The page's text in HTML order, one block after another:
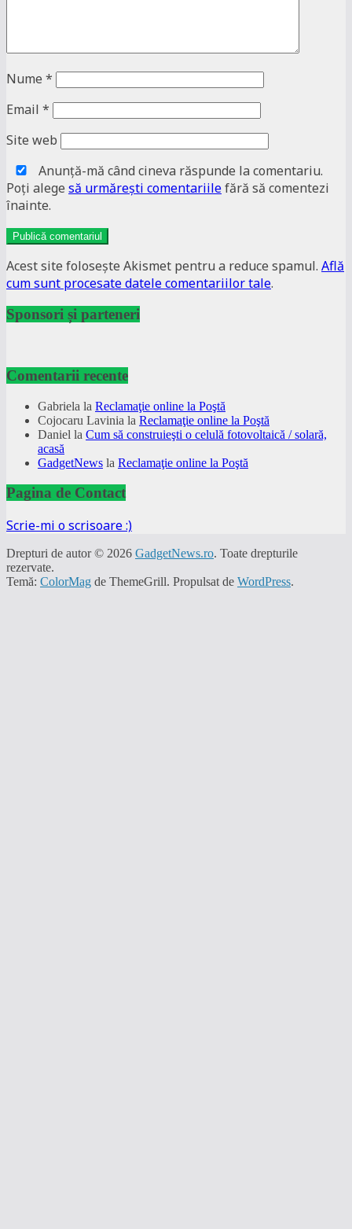
Nume *
Email *
Site web
Anunţă-mă când cineva răspunde la comentariu.
Poţi alege să urmăreşti comentariilefără să comentezi
înainte.
Acest site folosește Akismet pentru a reduce spamul. Află
cum sunt procesate datele comentariilor tale.
Sponsori și parteneri
Comentarii recente
Gabriela la Reclamaţie online la Poştă
Cojocaru Lavinia la Reclamaţie online la Poştă
Daniel la Cum să construieşti o celulă fotovoltaică / solară,
acasă
GadgetNews la Reclamaţie online la Poştă
Pagina de Contact
Scrie-mi o scrisoare :)
Drepturi de autor © 2026 GadgetNews.ro. Toate drepturile
rezervate.
Temă: ColorMag de ThemeGrill. Propulsat de WordPress.